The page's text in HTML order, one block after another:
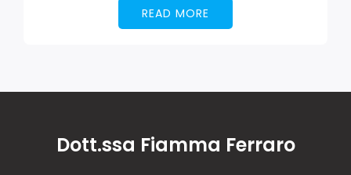
READ MORE
Dott.ssa Fiamma Ferraro